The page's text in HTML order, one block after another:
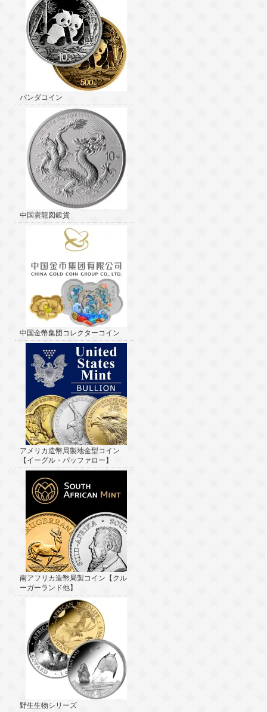
パンダコイン
中国雲龍図銀貨
中国金幣集団コレクターコイン
アメリカ造幣局製地金型コイン
【イーグル・バッファロー】
南アフリカ造幣局製コイン【クル
ーガーランド他】
野生生物シリーズ